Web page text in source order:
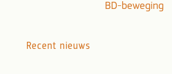
BD-beweging
Recent nieuws